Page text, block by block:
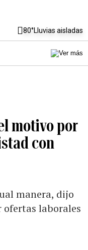
80°Lluvias aisladas
motivo por
con
manera, dijo
ofertas laborales